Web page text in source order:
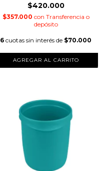
$420.000
$357.000 con Transferencia o
depósito
6 cuotas sin interés de $70.000
AGREGAR AL CARRITO